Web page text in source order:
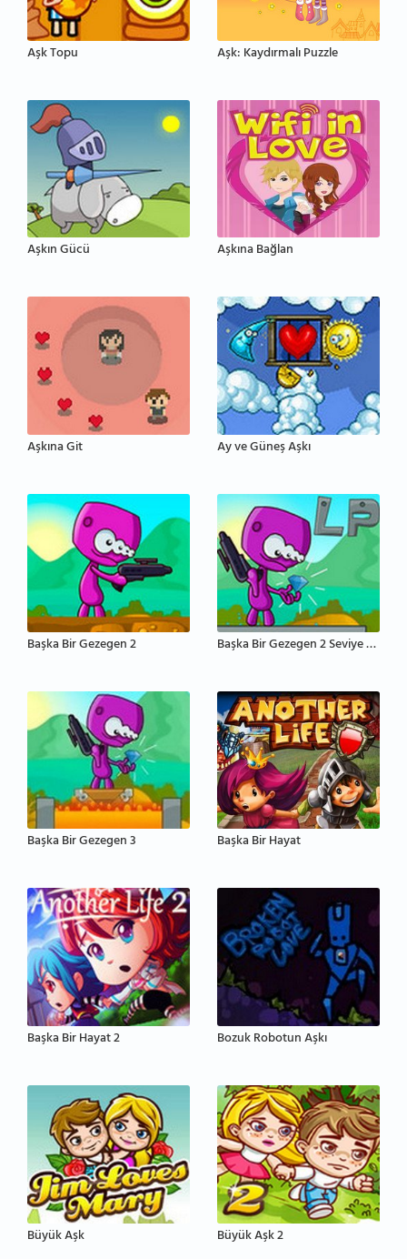
Aşk Topu Aşk: Kaydırmalı Puzzle
Aşkın Gücü Aşkına Bağlan
Aşkına Git Ay ve Güneş Aşkı
Başka Bir Gezegen 2 Başka Bir Gezegen 2 Seviye Paketi
Başka Bir Gezegen 3 Başka Bir Hayat
Başka Bir Hayat 2 Bozuk Robotun Aşkı
Büyük Aşk Büyük Aşk 2